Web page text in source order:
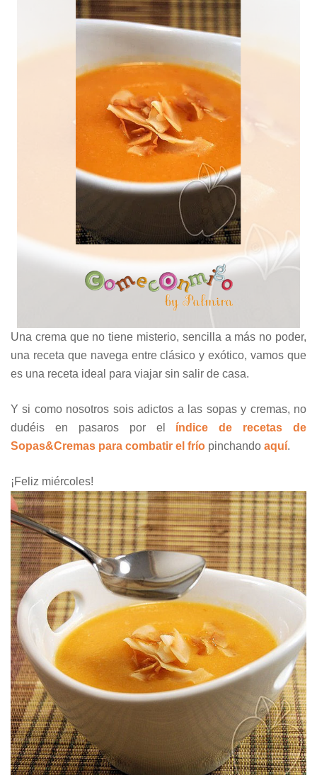
Una crema que no tiene misterio, sencilla a más no poder,
una receta que navega entre clásico y exótico, vamos que
es una receta ideal para viajar sin salir de casa.
Y si como nosotros sois adictos a las sopas y cremas, no
dudéis en pasaros por el índice de recetas de
Sopas&Cremas para combatir el frío pinchando aquí.
¡Feliz miércoles!